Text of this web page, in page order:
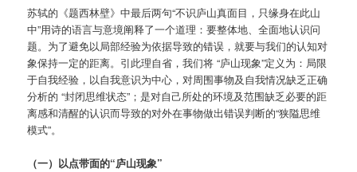
苏轼的《题西林壁》中最后两句“不识庐山真面目，只缘身在此山
中”用诗的语言与意境阐释了一个道理：要整体地、全面地认识问
题。为了避免以局部经验为依据导致的错误，就要与我们的认知对
象保持一定的距离。引此理自省，我们将 “庐山现象”定义为：局限
于自我经验，以自我意识为中心，对周围事物及自我情况缺乏正确
分析的 “封闭思维状态”；是对自己所处的环境及范围缺乏必要的距
离感和清醒的认识而导致的对外在事物做出错误判断的“狭隘思维
模式”。
（一）以点带面的“庐山现象”